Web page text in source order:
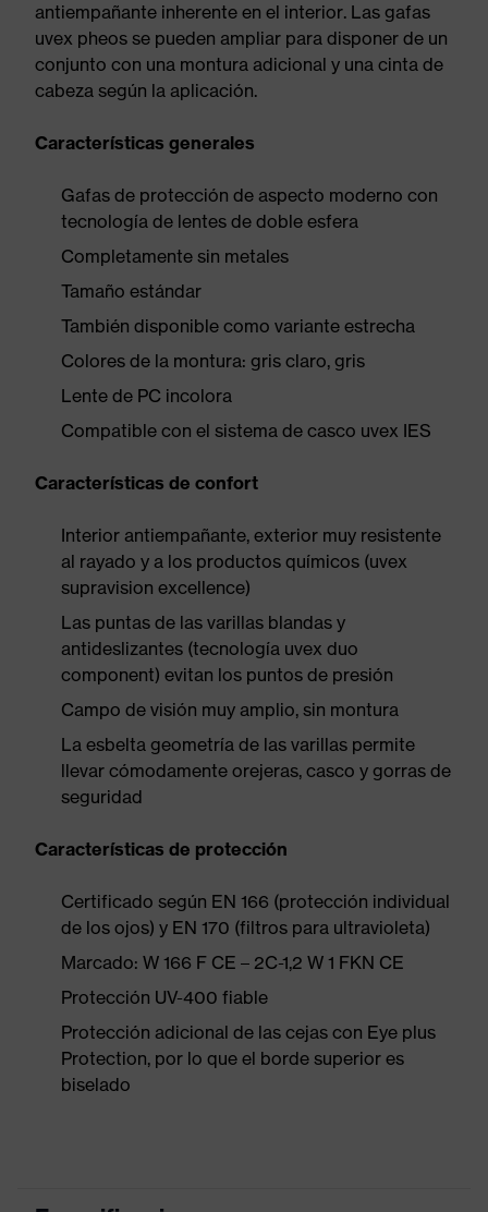
antiempañante inherente en el interior. Las gafas
uvex pheos se pueden ampliar para disponer de un
conjunto con una montura adicional y una cinta de
cabeza según la aplicación.
Características generales
Gafas de protección de aspecto moderno con
tecnología de lentes de doble esfera
Completamente sin metales
Tamaño estándar
También disponible como variante estrecha
Colores de la montura: gris claro, gris
Lente de PC incolora
Compatible con el sistema de casco uvex IES
Características de confort
Interior antiempañante, exterior muy resistente
al rayado y a los productos químicos (uvex
supravision excellence)
Las puntas de las varillas blandas y
antideslizantes (tecnología uvex duo
component) evitan los puntos de presión
Campo de visión muy amplio, sin montura
La esbelta geometría de las varillas permite
llevar cómodamente orejeras, casco y gorras de
seguridad
Características de protección
Certificado según EN 166 (protección individual
de los ojos) y EN 170 (filtros para ultravioleta)
Marcado: W 166 F CE – 2C-1,2 W 1 FKN CE
Protección UV-400 fiable
Protección adicional de las cejas con Eye plus
Protection, por lo que el borde superior es
biselado